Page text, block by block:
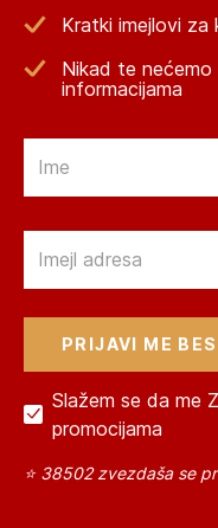
Kratki imejlovi
Nikad te
informacijama
Slažem se da me
promocijama
⭐ 38502 zvezdaša se